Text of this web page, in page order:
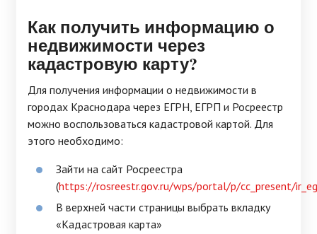
Как получить информацию о
недвижимости через
кадастровую карту?
Для получения информации о недвижимости в
городах Краснодара через ЕГРН, ЕГРП и Росреестр
можно воспользоваться кадастровой картой. Для
этого необходимо:
Зайти на сайт Росреестра
(https://rosreestr.gov.ru/wps/portal/p/cc_present/
В верхней части страницы выбрать вкладку
«Кадастровая карта»